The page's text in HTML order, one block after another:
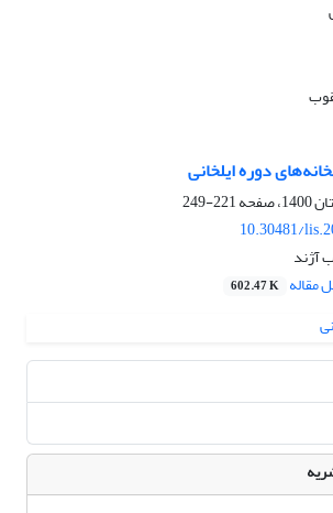
دوره ایلخانی
221-249
10.30481/
آژند
مقاله 602.47 K